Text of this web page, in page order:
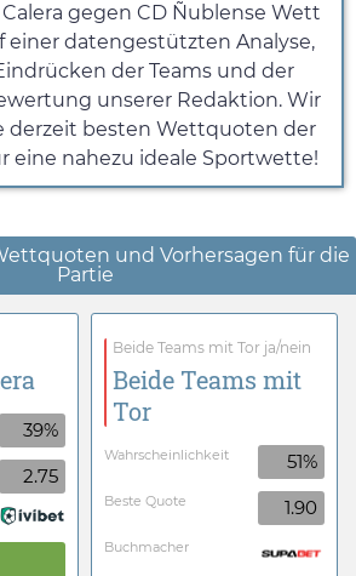
gegen CD Ñublense Wett
einer datengestützten Analyse,
der Teams und der
unserer Redaktion. Wir
derzeit besten Wettquoten der
eine nahezu ideale Sportwette!
und Vorhersagen für die
Partie
39%
2.75
Beide Teams mit Tor ja/nein
Beide Teams mit
Tor
Wahrscheinlichkeit 51%
Beste Quote 1.90
Buchmacher